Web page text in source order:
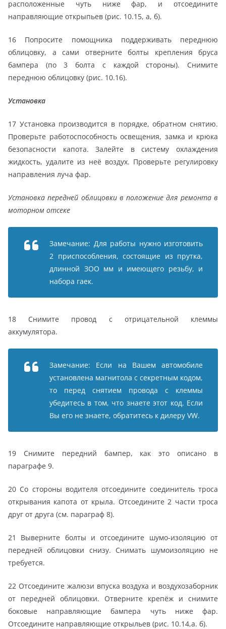
расположенные чуть ниже фар, и отсоедините
направляющие открыпьев (рис. 10.15, а, б).
16 Попросите помощника поддерживать переднюю
облицовку, а сами отверните болты крепления бруса
бампера (по 3 болта с каждой стороны). Снимите
переднюю облицовку (рис. 10.16).
Установка
17 Установка производится в порядке, обратном снятию.
Проверьте работоспособность освещения, замка и крюка
безопасности капота. Залейте в систему охлаждения
жидкость, удалите из неё воздух. Проверьте регулировку
направления луча фар.
Установка передней облицовки в положение для ремонта в
моторном отсеке
Замечание: Для работы нужно изготовить
2 приспособления, состоящие из прутка,
длинной ЗОО мм и имеющего резьбу, и
набора гаек.
18 Снимите провод с отрицательной клеммы
аккумулятора.
Замечание: Если на Вашем автомобиле
установлена магнитола с секретным кодом,
то перед снятием провода с клеммы
убедитесь в том, что знаете этот код. Если
Вы его не знаете, обратитесь к дилеру VW.
19 Снимите передний бампер, как это описано в
параграфе 9.
20 Со стороны водителя отсоедините соединитель троса
открывания капота от крыла. Отсоедините 2 части троса
друг от друга (см. параграф 8).
21 Выверните болты и отсоедините шумо-изоляцию от
передней облицовки снизу. Снимать шумоизоляцию не
требуется.
22 Отсоедините жалюзи впуска воздуха и воздухозаборник
от передней облицовки. Отверните крепёж и снимите
боковые направляющие бампера чуть ниже фар.
Отсоедините направляющие открыльев (рис. 10.14,а. б).